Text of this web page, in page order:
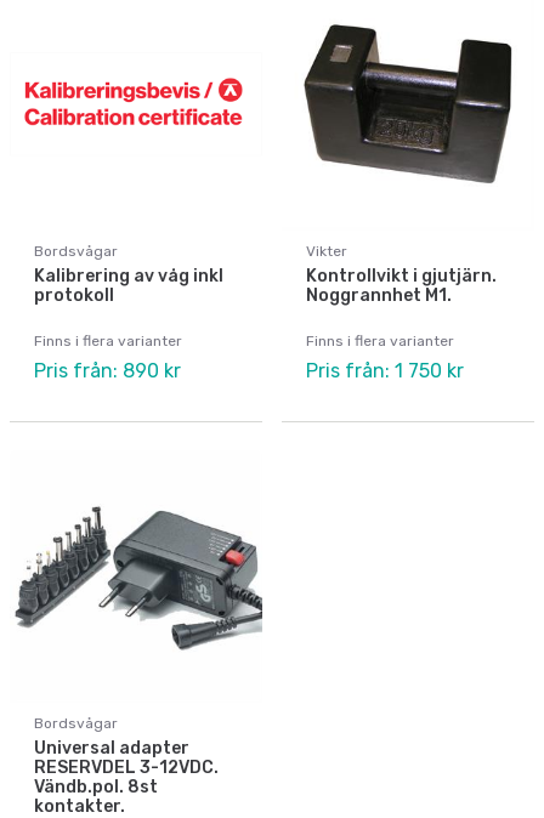
Bordsvågar
Kalibrering av våg inkl
protokoll
Finns i flera varianter
Pris från: 890 kr
Vikter
Kontrollvikt i gjutjärn.
Noggrannhet M1.
Finns i flera varianter
Pris från: 1 750 kr
Bordsvågar
Universal adapter
RESERVDEL 3-12VDC.
Vändb.pol. 8st
kontakter.